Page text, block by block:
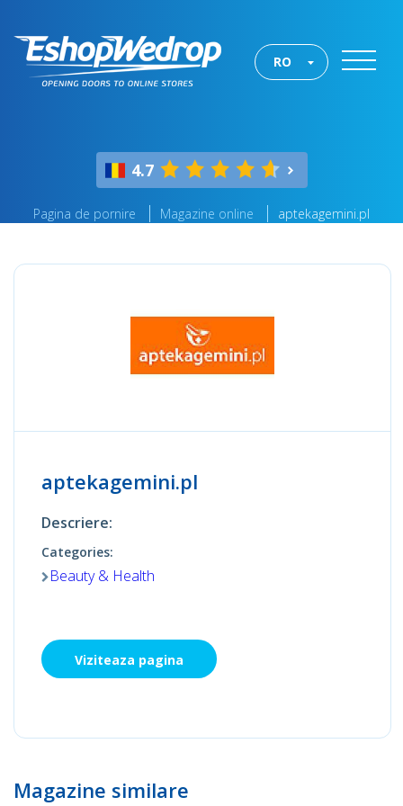
RO
4.7
Pagina de pornire Magazine online aptekagemini.pl
aptekagemini.pl
Descriere:
Categories:
Beauty & Health
Viziteaza pagina
Magazine similare